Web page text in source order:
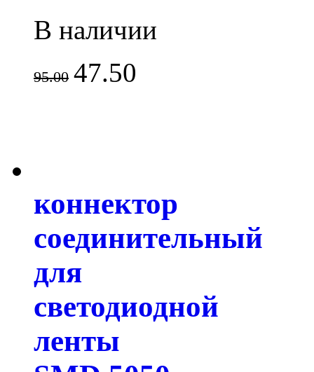
В наличии
95.00 47.50
коннектор
соединительный
для
светодиодной
ленты